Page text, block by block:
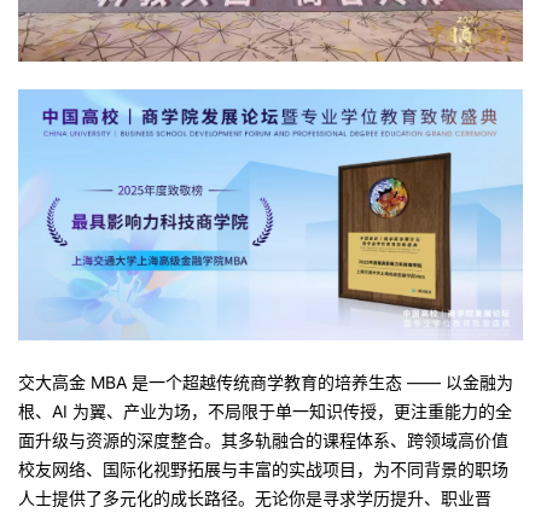
交大高金 MBA 是一个超越传统商学教育的培养生态 —— 以金融为
根、AI 为翼、产业为场，不局限于单一知识传授，更注重能力的全
面升级与资源的深度整合。其多轨融合的课程体系、跨领域高价值
校友网络、国际化视野拓展与丰富的实战项目，为不同背景的职场
人士提供了多元化的成长路径。无论你是寻求学历提升、职业晋